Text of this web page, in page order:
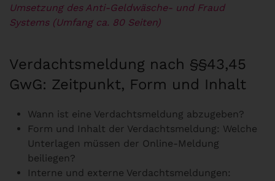
Umsetzung des Anti-Geldwäsche- und Fraud
Systems (Umfang ca. 80 Seiten)
Verdachtsmeldung nach §§43,45
GwG: Zeitpunkt, Form und Inhalt
Wann ist eine Verdachtsmeldung abzugeben?
Form und Inhalt der Verdachtsmeldung: Welche
Unterlagen müssen der Online-Meldung
beiliegen?
Interne und externe Verdachtsmeldungen: